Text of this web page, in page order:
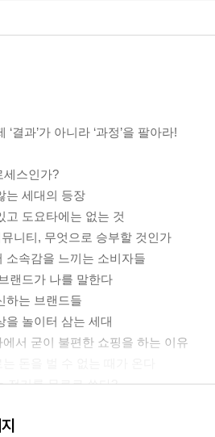
‘결과’가 아니라 ‘과정’을 팔아라!
세스인가?
는 세대의 등장
고 도요타에는 없는 것
니티, 무엇으로 승부할 것인가
소속감을 느끼는 소비자들
랜드가 나를 말한다
하는 브랜드들
을 놀이터 삼는 세대
에서 굳이 불편한 쇼핑을 하는 이유
전기를 무료로 쓴다?